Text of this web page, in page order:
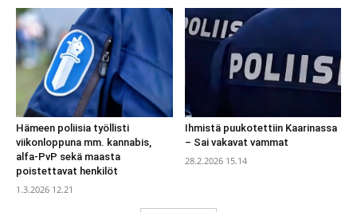
Hämeen poliisia työllisti
viikonloppuna mm. kannabis,
alfa-PvP sekä maasta
poistettavat henkilöt
1.3.2026 12.21
Ihmistä puukotettiin Kaarinassa
– Sai vakavat vammat
28.2.2026 15.14